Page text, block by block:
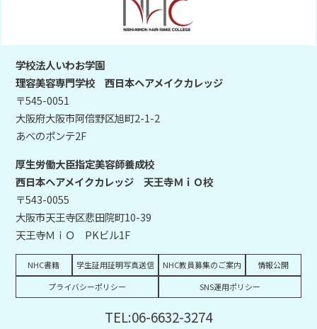
学校法人いわお学園
理容美容専門学校 西日本ヘアメイクカレッジ
〒545-0051
大阪府大阪市阿倍野区旭町2-1-2
あべのポンテ2F
厚生労働大臣指定美容師養成校
西日本ヘアメイクカレッジ 天王寺ＭｉＯ校
〒543-0055
大阪市天王寺区悲田院町10-39
天王寺ＭｉＯ PKビル1F
NHC書籍 学生証用証明写真送信 NHC教員募集のご案内
情報公開
プライバシーポリシー
SNS運用ポリシー
TEL:06-6632-3274